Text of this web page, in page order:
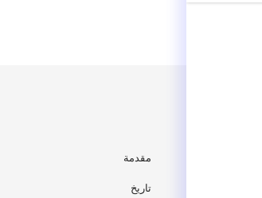
مقدمة
تاريخ